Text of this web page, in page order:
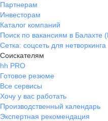
Партнерам
Инвесторам
Каталог компаний
Поиск по вакансиям в Балахте
Сетка: соцсеть для нетворкинга
Соискателям
hh PRO
Готовое резюме
Все сервисы
Хочу у вас работать
Производственный календарь
Экспертная рекомендация